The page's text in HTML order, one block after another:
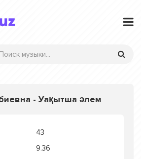
- Уақытша әлем
43
9.36